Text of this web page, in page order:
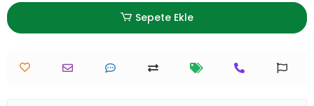
Sepete Ekle